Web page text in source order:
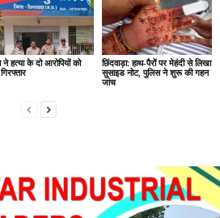
हत्या के दो आरोपियों को
छिंदवाड़ा: हाथ-पैरों पर मेहंदी से लिखा
सुसाइड नोट, पुलिस ने शुरू की गहन
जांच